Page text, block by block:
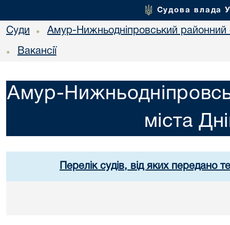
Судова влада
Суди • Амур-Нижньодніпровський районний
• Вакансії
Амур-
міста
Перелік судів, від яких передано